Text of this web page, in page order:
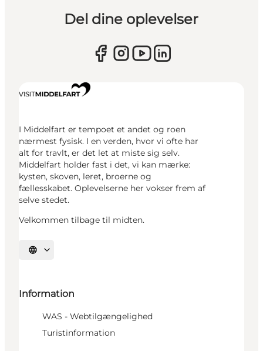
Del dine oplevelser
I Middelfart er tempoet et andet og roen
nærmest fysisk. I en verden, hvor vi ofte har
alt for travlt, er det let at miste sig selv.
Middelfart holder fast i det, vi kan mærke:
kysten, skoven, leret, broerne og
fællesskabet. Oplevelserne her vokser frem af
selve stedet.
Velkommen tilbage til midten.
Vælg sprog
Information
WAS - Webtilgængelighed
Turistinformation